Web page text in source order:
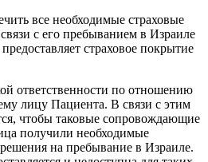
все необходимые страховые
с его пребыванием в Израиле
страховое покрытие
ответственности по отношению
лицу Пациента. В связи с этим
чтобы таковые сопровождающие
получили необходимые
на пребывание в Израиле.